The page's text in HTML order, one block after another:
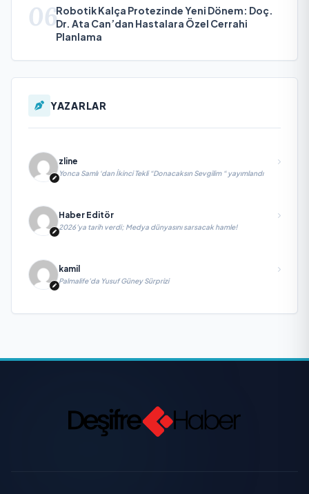
06Robotik Kalça Protezinde Yeni Dönem: Doç.
Dr. Ata Can’dan Hastalara Özel Cerrahi
Planlama
YAZARLAR
zline
Yonca Samlı ‘dan İkinci Tekli “Donacaksın Sevgilim “ yayımlandı
Haber Editör
2026’ya tarih verdi; Medya dünyasını sarsacak hamle!
kamil
Palmalife’da Yusuf Güney Sürprizi